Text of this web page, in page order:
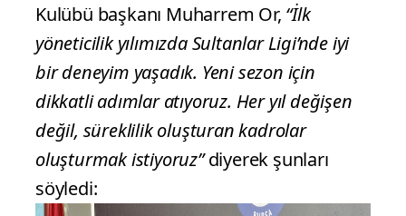
Kulübü başkanı Muharrem Or, “İlk
yöneticilik yılımızda Sultanlar Ligi’nde iyi
bir deneyim yaşadık. Yeni sezon için
dikkatli adımlar atıyoruz. Her yıl değişen
değil, süreklilik oluşturan kadrolar
oluşturmak istiyoruz”diyerek şunları
söyledi: